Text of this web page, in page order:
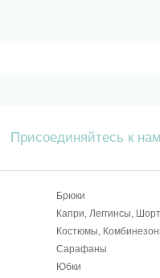
Присоединяйтесь к
Брюки
Капри, Леггинсы,
Костюмы,
Сарафаны
Юбки